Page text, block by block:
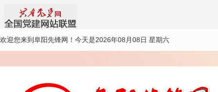
欢迎您来到阜阳先锋网！ 今天是2026年08月08日 星期六